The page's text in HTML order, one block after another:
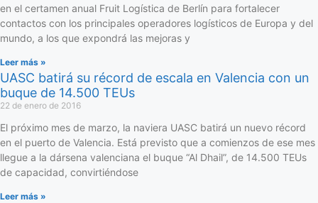
en el certamen anual Fruit Logística de Berlín para fortalecer
contactos con los principales operadores logísticos de Europa y del
mundo, a los que expondrá las mejoras y
Leer más »
UASC batirá su récord de escala en Valencia con un
buque de 14.500 TEUs
22 de enero de 2016
El próximo mes de marzo, la naviera UASC batirá un nuevo récord
en el puerto de Valencia. Está previsto que a comienzos de ese mes
llegue a la dársena valenciana el buque “Al Dhail”, de 14.500 TEUs
de capacidad, convirtiéndose
Leer más »